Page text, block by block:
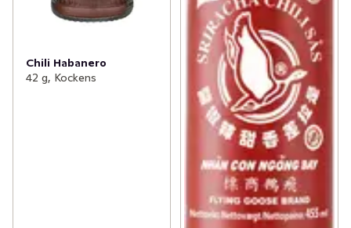
Chili Habanero
42 g, Kockens